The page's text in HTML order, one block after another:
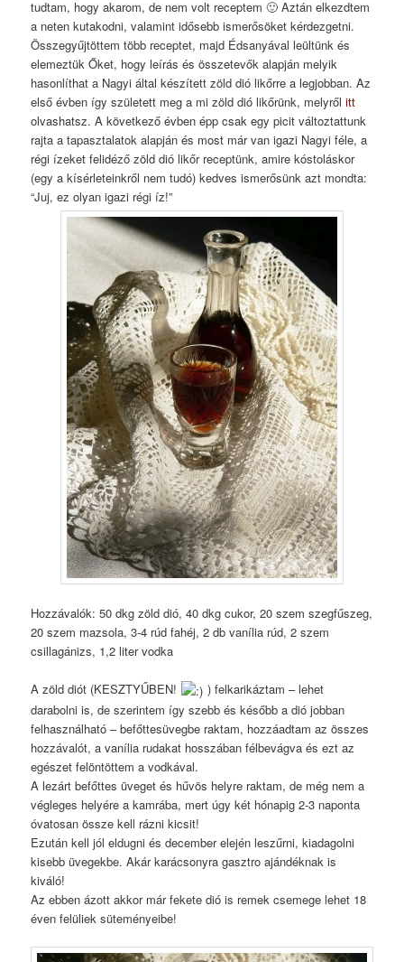
tudtam, hogy akarom, de nem volt receptem 🙂 Aztán elkezdtem
a neten kutakodni, valamint idősebb ismerősöket kérdezgetni.
Összegyűjtöttem több receptet, majd Édsanyával leültünk és
elemeztük Őket, hogy leírás és összetevők alapján melyik
hasonlíthat a Nagyi által készített zöld dió likőrre a legjobban. Az
első évben így született meg a mi zöld dió likőrünk, melyről itt
olvashatsz. A következő évben épp csak egy picit változtattunk
rajta a tapasztalatok alapján és most már van igazi Nagyi féle, a
régi ízeket felidéző zöld dió likőr receptünk, amire kóstoláskor
(egy a kísérleteinkről nem tudó) kedves ismerősünk azt mondta:
“Juj, ez olyan igazi régi íz!”
Hozzávalók: 50 dkg zöld dió, 40 dkg cukor, 20 szem szegfűszeg,
20 szem mazsola, 3-4 rúd fahéj, 2 db vanília rúd, 2 szem
csillagánizs, 1,2 liter vodka
A zöld diót (KESZTYŰBEN!
) felkarikáztam – lehet
darabolni is, de szerintem így szebb és később a dió jobban
felhasználható – befőttesüvegbe raktam, hozzáadtam az összes
hozzávalót, a vanília rudakat hosszában félbevágva és ezt az
egészet felöntöttem a vodkával.
A lezárt befőttes üveget és hűvös helyre raktam, de még nem a
végleges helyére a kamrába, mert úgy két hónapig 2-3 naponta
óvatosan össze kell rázni kicsit!
Ezután kell jól eldugni és december elején leszűrni, kiadagolni
kisebb üvegekbe. Akár karácsonyra gasztro ajándéknak is
kiváló!
Az ebben ázott akkor már fekete dió is remek csemege lehet 18
éven felüliek süteményeibe!